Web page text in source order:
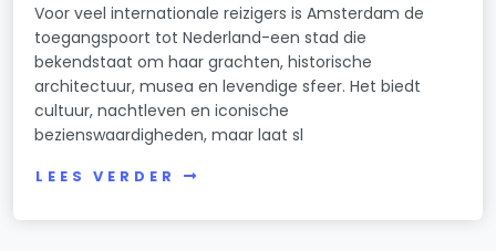
Voor veel internationale reizigers is Amsterdam de
toegangspoort tot Nederland-een stad die
bekendstaat om haar grachten, historische
architectuur, musea en levendige sfeer. Het biedt
cultuur, nachtleven en iconische
bezienswaardigheden, maar laat sl
LEES VERDER